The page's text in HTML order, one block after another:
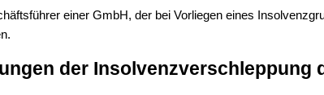
einer GmbH, der bei Vorliegen eines
der Insolvenzverschleppung